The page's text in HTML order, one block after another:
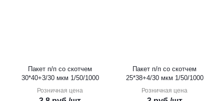
Пакет п/п со скотчем
30*40+3/30 мкм 1/50/1000
Розничная цена
Пакет п/п со скотчем
25*38+4/30 мкм 1/50/1000
Розничная цена